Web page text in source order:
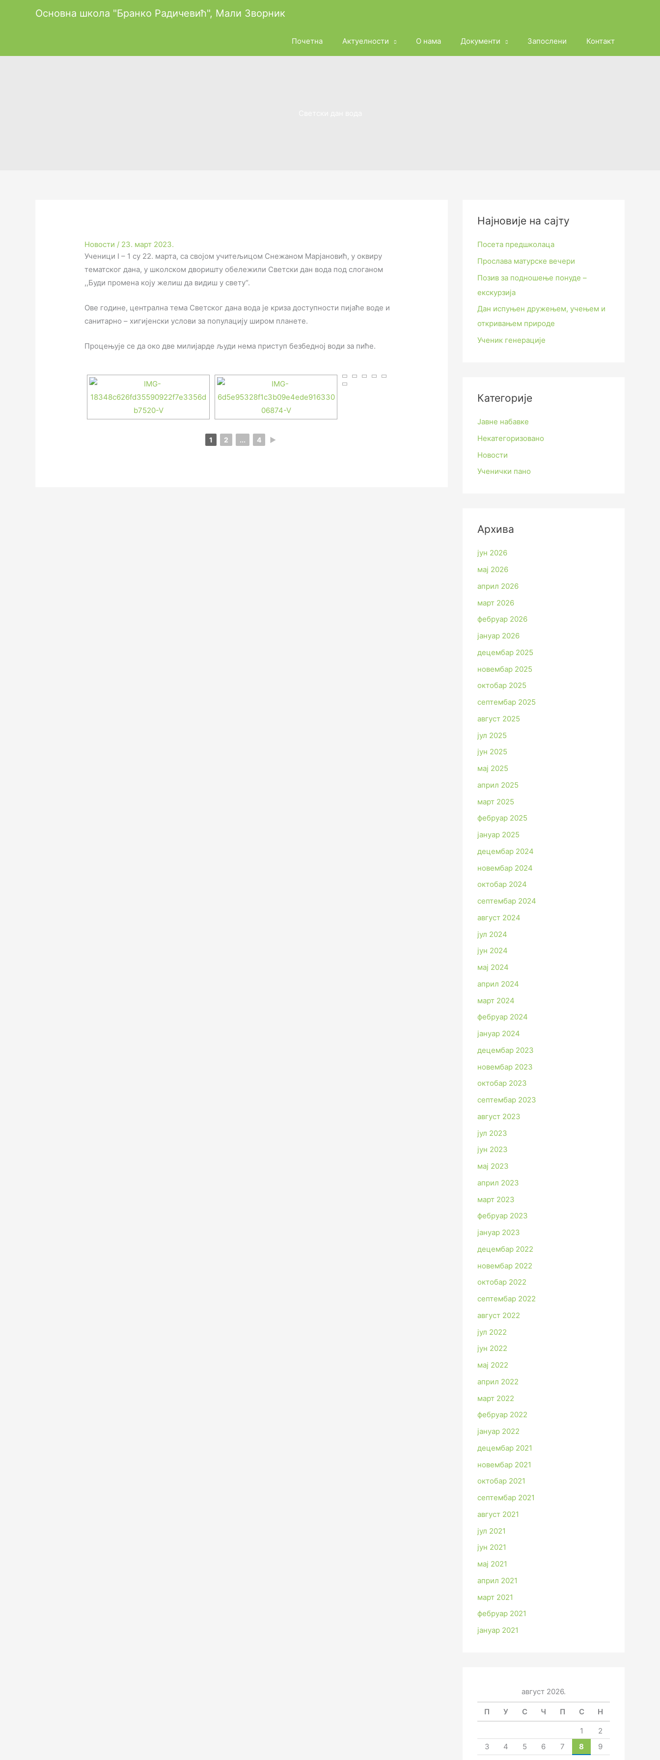
Основна школа "Бранко Радичевић", Мали Зворник
Почетна Актуелности О нама Документи Запослени Контакт
Новости / 23. март 2023.
Ученици I – 1 су 22. марта, са својом учитељицом Снежаном Марјановић, у оквиру
тематског дана, у школском дворишту обележили Светски дан вода под слоганом
,,Буди промена коју желиш да видиш у свету“.
Ове године, централна тема Светског дана вода је криза доступности пијаће воде и
санитарно – хигијенски услови за популацију широм планете.
Процењује се да око две милијарде људи нема приступ безбедној води за пиће.
1 2 ... 4 ►
Најновије на сајту
Посета предшколаца
Прослава матурске вечери
Позив за подношење понуде –
екскурзија
Дан испуњен дружењем, учењем и
откривањем природе
Ученик генерације
Категорије
Јавне набавке
Некатегоризовано
Новости
Ученички пано
Архива
јун 2026
мај 2026
април 2026
март 2026
фебруар 2026
јануар 2026
децембар 2025
новембар 2025
октобар 2025
септембар 2025
август 2025
јул 2025
јун 2025
мај 2025
април 2025
март 2025
фебруар 2025
јануар 2025
децембар 2024
новембар 2024
октобар 2024
септембар 2024
август 2024
јул 2024
јун 2024
мај 2024
април 2024
март 2024
фебруар 2024
јануар 2024
децембар 2023
новембар 2023
октобар 2023
септембар 2023
август 2023
јул 2023
јун 2023
мај 2023
април 2023
март 2023
фебруар 2023
јануар 2023
децембар 2022
новембар 2022
октобар 2022
септембар 2022
август 2022
јул 2022
јун 2022
мај 2022
април 2022
март 2022
фебруар 2022
јануар 2022
децембар 2021
новембар 2021
октобар 2021
септембар 2021
август 2021
јул 2021
јун 2021
мај 2021
април 2021
март 2021
фебруар 2021
јануар 2021
август 2026.
П У С Ч П С Н
1
2
3
4 5 6 7 8
9